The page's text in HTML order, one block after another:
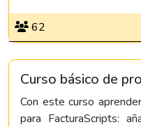
62
Curso básico de
Con este curso
para FacturaScripts: